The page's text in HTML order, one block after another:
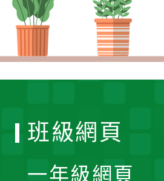
班級網頁
一年級網頁